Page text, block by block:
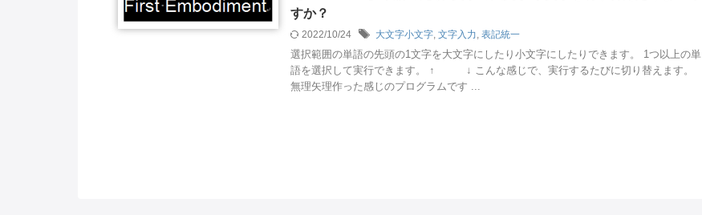
すか？
2022/10/24 大文字小文字, 文字入力, 表記統一
選択範囲の単語の先頭の1文字を大文字にしたり小文字にしたりできます。 1つ以上の単
語を選択して実行できます。 ↑ ↓ こんな感じで、実行するたびに切り替えます。
無理矢理作った感じのプログラムです ...